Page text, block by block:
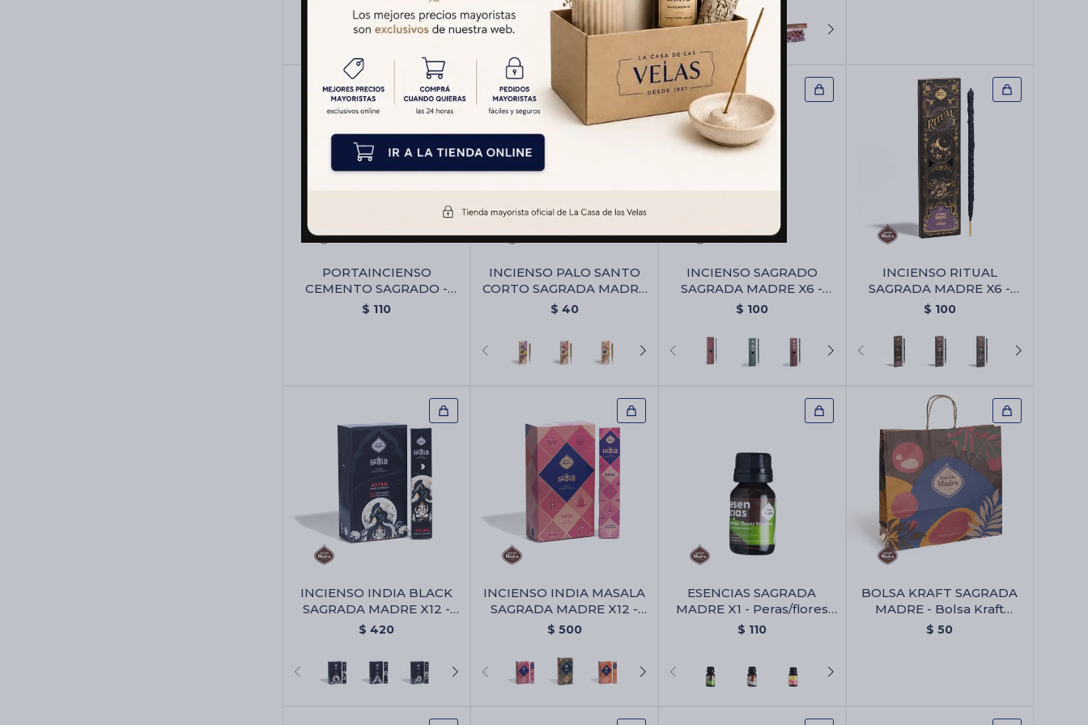
PORTAINCIENSO
CEMENTO SAGRADO -
Portaincienso Cemento
$ 110
INCIENSO PALO SANTO
CORTO SAGRADA MADRE
X4 - Lavanda
$ 40
INCIENSO SAGRADO
SAGRADA MADRE X6 -
Amor Eterno
$ 100
INCIENSO RITUAL
SAGRADA MADRE X6 -
Abundancia
$ 100
INCIENSO INDIA BLACK
SAGRADA MADRE X12 -
Astro
$ 420
INCIENSO INDIA MASALA
SAGRADA MADRE X12 -
Alma
$ 500
ESENCIAS SAGRADA
MADRE X1 - Peras/flores
Blancas
$ 110
BOLSA KRAFT SAGRADA
MADRE - Bolsa Kraft
Sagrada Madre
$ 50